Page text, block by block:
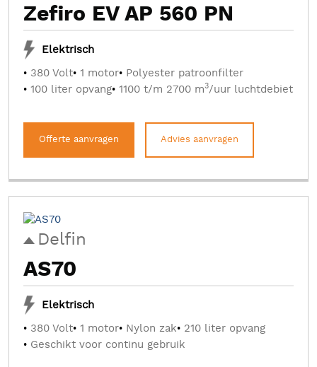
Zefiro EV AP 560 PN
Elektrisch
380 Volt 1 motor Polyester patroonfilter
100 liter opvang 1100 t/m 2700 m3/uur luchtdebiet
Offerte aanvragen Advies aanvragen
Delfin
AS70
Elektrisch
380 Volt 1 motor Nylon zak
210 liter opvang
Geschikt voor continu gebruik